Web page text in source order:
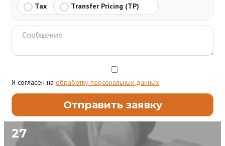
Tax
Transfer Pricing (TP)
Я согласен на обработку персональных данных
27